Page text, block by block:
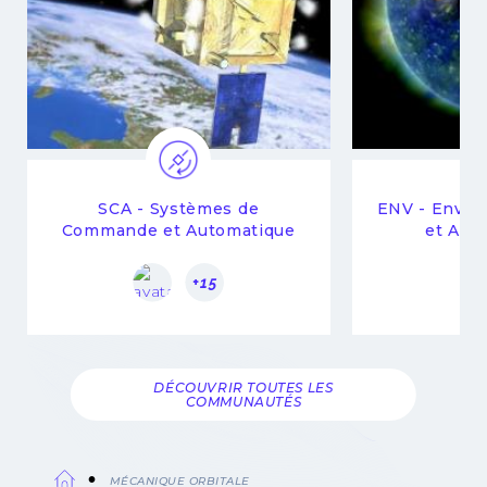
SCA - Systèmes de
Commande et Automatique
+15
ENV -
et
DÉCOUVRIR TOUTES LES
COMMUNAUTÉS
MÉCANIQUE ORBITALE